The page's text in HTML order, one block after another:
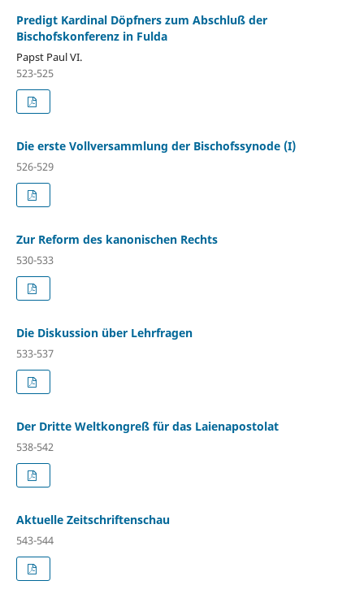
Predigt Kardinal Döpfners zum Abschluß der
Bischofskonferenz in Fulda
Papst Paul VI.
523-525
Die erste Vollversammlung der Bischofssynode (I)
526-529
Zur Reform des kanonischen Rechts
530-533
Die Diskussion über Lehrfragen
533-537
Der Dritte Weltkongreß für das Laienapostolat
538-542
Aktuelle Zeitschriftenschau
543-544